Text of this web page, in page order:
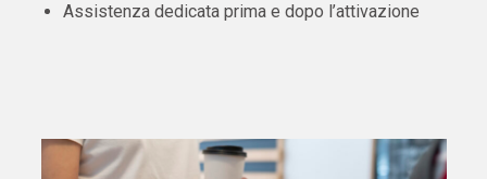
Assistenza dedicata prima e dopo l’attivazione